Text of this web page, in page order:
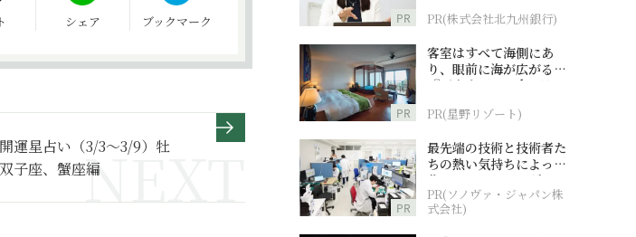
シェア ブックマーク
運星占い（3/3～3/9）牡
子座、蟹座編
PR PR(株式会社北九州銀行)
PR
客室はすべて海側にあ
り、眼前に海が広がる
『西表島ホテル by 星野
PR(星野リゾート)
PR
最先端の技術と技術者た
ちの熱い気持ちによって
作られているオーダーメ
イド補聴器
PR(ソノヴァ・ジャパン株
式会社)